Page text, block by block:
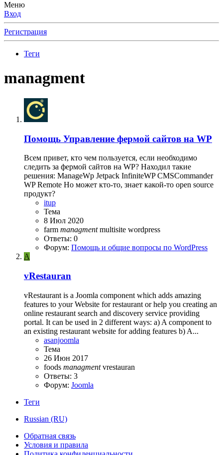
Меню
Вход
Регистрация
Теги
managment
Помощь Управление фермой сайтов на WP
Всем привет, кто чем пользуется, если необходимо
следить за фермой сайтов на WP? Находил такие
решения: ManageWp Jetpack InfiniteWP CMSCommander
WP Remote Но может кто-то, знает какой-то open source
продукт?
itup
Тема
8 Июл 2020
farm managment multisite wordpress
Ответы: 0
Форум: Помощь и общие вопросы по WordPress
A
vRestauran
vRestaurant is a Joomla component which adds amazing
features to your Website for restaurant or help you creating an
online restaurant search and discovery service providing
portal. It can be used in 2 different ways: a) A component to
an existing restaurant website for adding features b) A...
asanjoomla
Тема
26 Июн 2017
foods managment vrestauran
Ответы: 3
Форум: Joomla
Теги
Russian (RU)
Обратная связь
Условия и правила